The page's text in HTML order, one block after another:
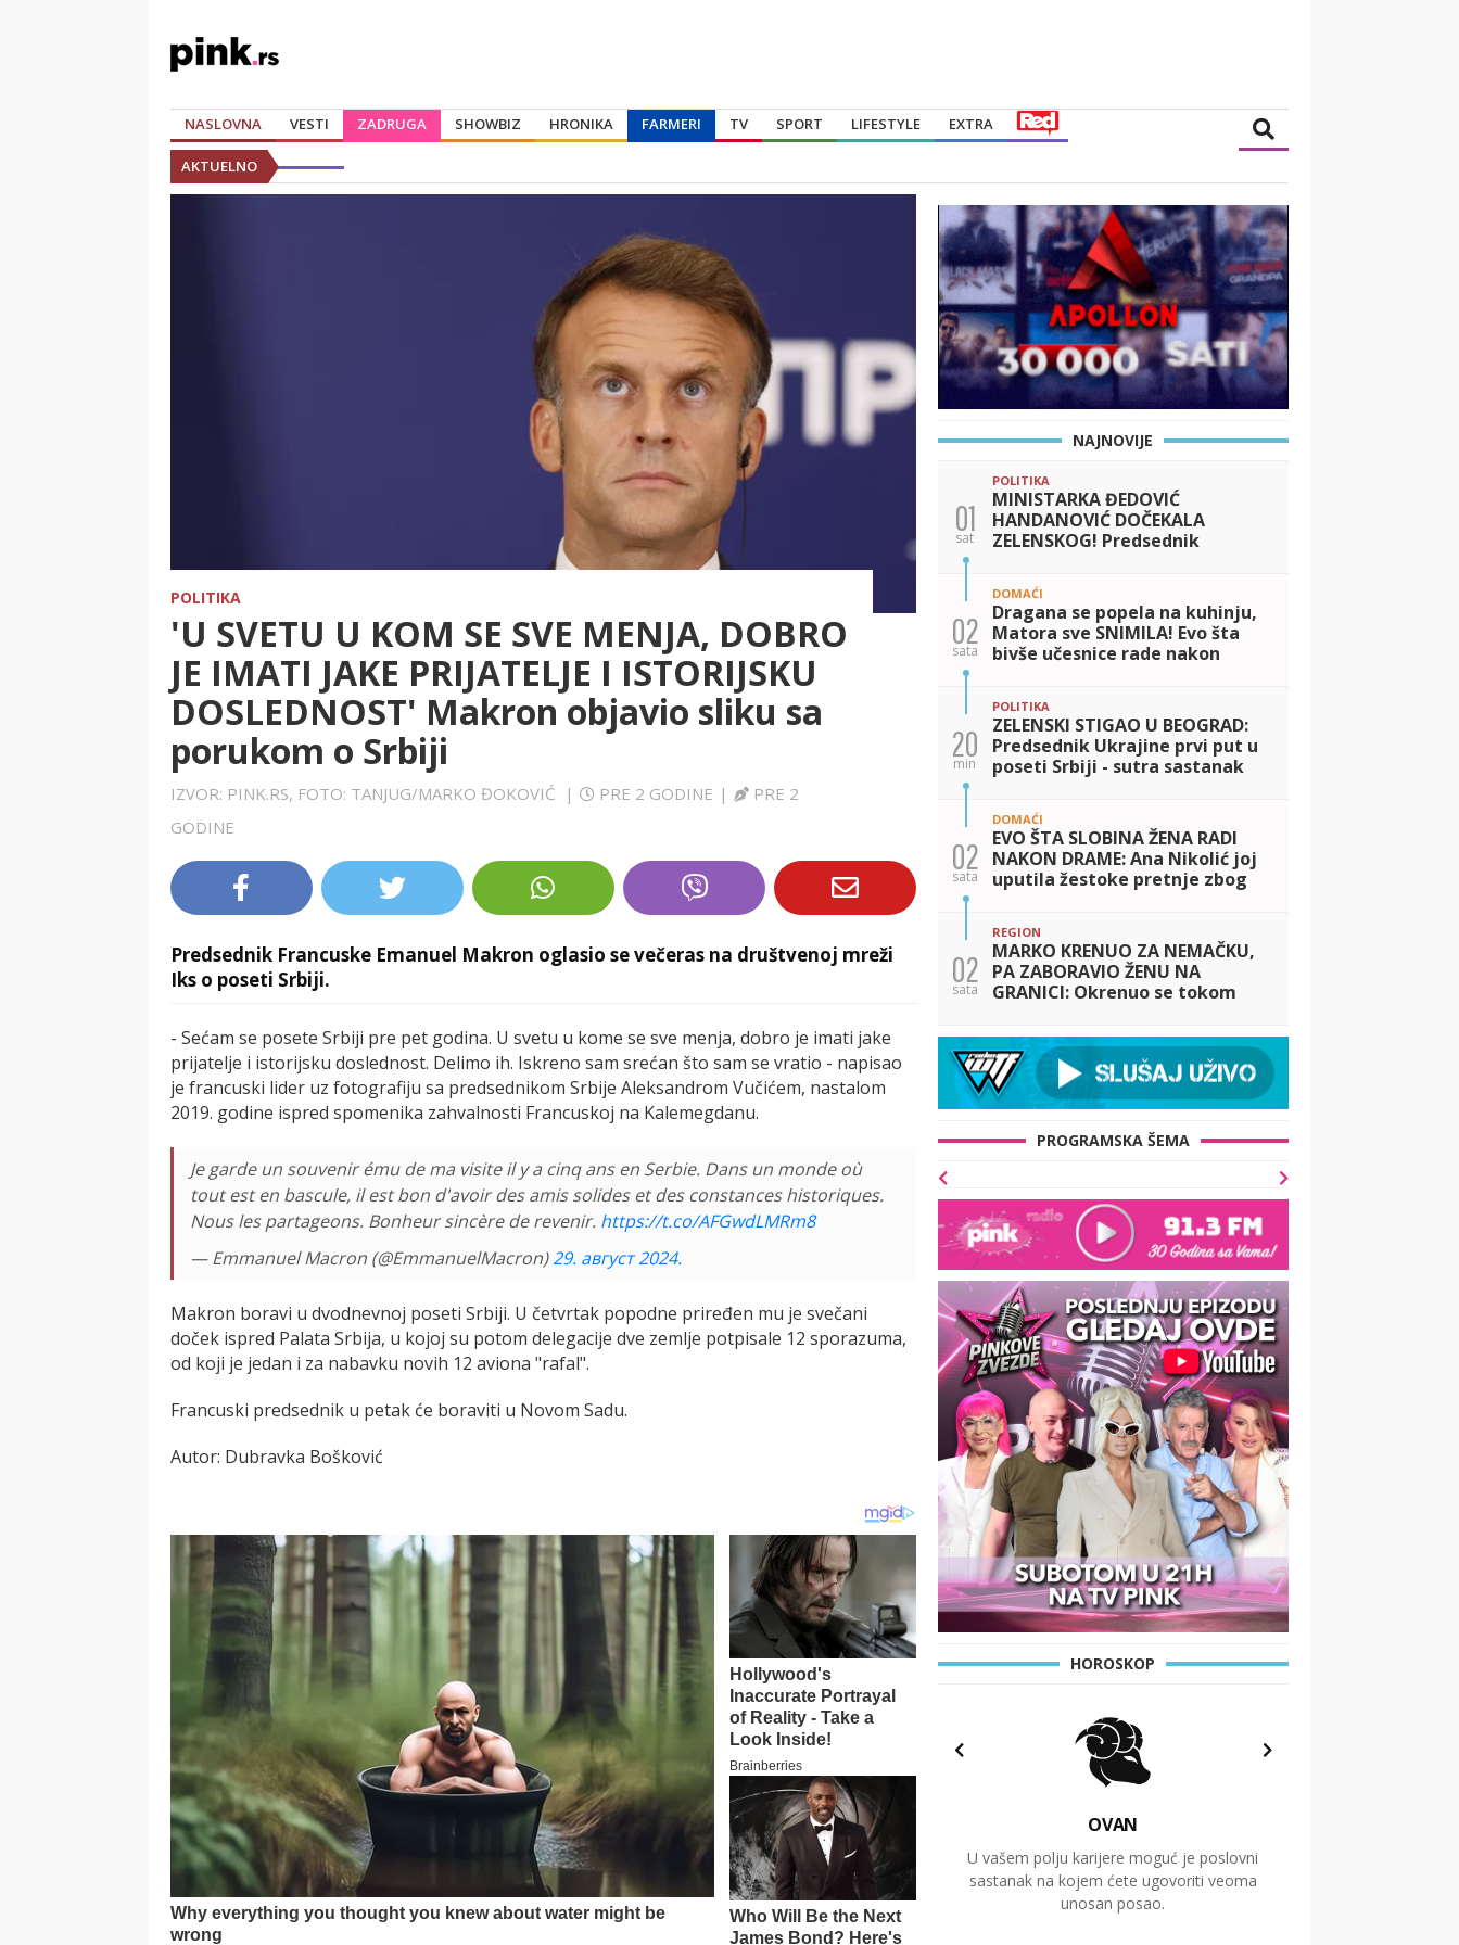
NASLOVNA VESTI ZADRUGA SHOWBIZ HRONIKA FARMERI TV SPORT LIFESTYLE EXTRA
AKTUELNO
POLITIKA
'U SVETU U KOM SE SVE MENJA, DOBRO
JE IMATI JAKE PRIJATELJE I ISTORIJSKU
DOSLEDNOST' Makron objavio sliku sa
porukom o Srbiji
IZVOR: PINK.RS, FOTO: TANJUG/MARKO ĐOKOVIĆ | PRE 2 GODINE |
PRE 2
GODINE
Predsednik Francuske Emanuel Makron oglasio se večeras na društvenoj mreži
Iks o poseti Srbiji.
- Sećam se posete Srbiji pre pet godina. U svetu u kome se sve menja, dobro je imati jake
prijatelje i istorijsku doslednost. Delimo ih. Iskreno sam srećan što sam se vratio - napisao
je francuski lider uz fotografiju sa predsednikom Srbije Aleksandrom Vučićem, nastalom
2019. godine ispred spomenika zahvalnosti Francuskoj na Kalemegdanu.
Je garde un souvenir ému de ma visite il y a cinq ans en Serbie. Dans un monde où
tout est en bascule, il est bon d'avoir des amis solides et des constances historiques.
Nous les partageons. Bonheur sincère de revenir. https://t.co/AFGwdLMRm8
— Emmanuel Macron (@EmmanuelMacron)29. август 2024.
Makron boravi u dvodnevnoj poseti Srbiji. U četvrtak popodne priređen mu je svečani
doček ispred Palata Srbija, u kojoj su potom delegacije dve zemlje potpisale 12 sporazuma,
od koji je jedan i za nabavku novih 12 aviona "rafal".
Francuski predsednik u petak će boraviti u Novom Sadu.
Autor: Dubravka Bošković
NAJNOVIJE
01
sat
POLITIKA
MINISTARKA ĐEDOVIĆ
HANDANOVIĆ DOČEKALA
ZELENSKOG! Predsednik
dolasku u Beograd - evo o
čemu će razgovarati s Vučićem
02
sata
DOMAĆI
Dragana se popela na kuhinju,
Matora sve SNIMILA! Evo šta
bivše učesnice rade nakon
20
min
POLITIKA
ZELENSKI STIGAO U BEOGRAD:
Predsednik Ukrajine prvi put u
poseti Srbiji - sutra sastanak
02
sata
DOMAĆI
EVO ŠTA SLOBINA ŽENA RADI
NAKON DRAME: Ana Nikolić joj
uputila žestoke pretnje zbog
02
sata
REGION
MARKO KRENUO ZA NEMAČKU,
PA ZABORAVIO ŽENU NA
GRANICI: Okrenuo se tokom
doživela šok života, evo ŠTA
MU JE REKLA kad ga je
PROGRAMSKA ŠEMA
HOROSKOP
OVAN
U vašem polju karijere moguć je poslovni
sastanak na kojem ćete ugovoriti veoma
unosan posao.